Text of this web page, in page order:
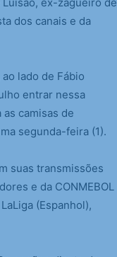
dos canais e da
lado de Fábio
entrar nessa
camisas de
segunda-feira (1).
suas transmissões
e da CONMEBOL
(Espanhol),